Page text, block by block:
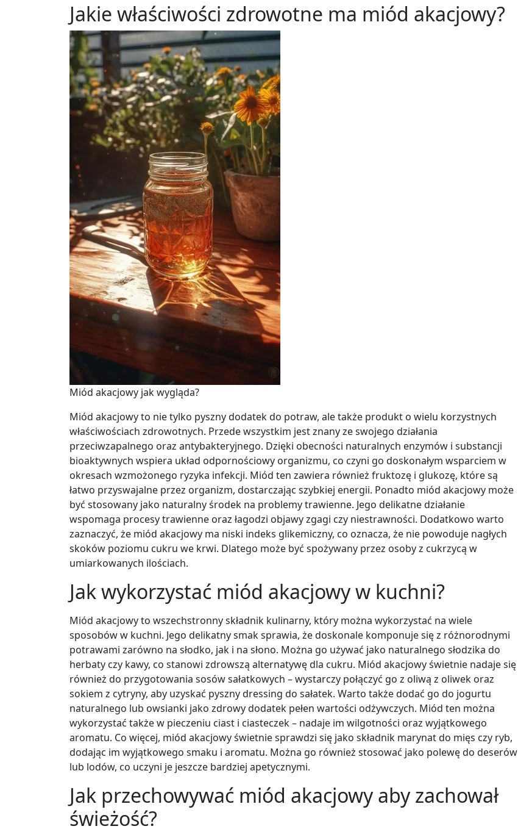
Jakie właściwości zdrowotne ma miód akacjowy?
Miód akacjowy jak wygląda?
Miód akacjowy to nie tylko pyszny dodatek do potraw, ale także produkt o wielu korzystnych
właściwościach zdrowotnych. Przede wszystkim jest znany ze swojego działania
przeciwzapalnego oraz antybakteryjnego. Dzięki obecności naturalnych enzymów i substancji
bioaktywnych wspiera układ odpornościowy organizmu, co czyni go doskonałym wsparciem w
okresach wzmożonego ryzyka infekcji. Miód ten zawiera również fruktozę i glukozę, które są
łatwo przyswajalne przez organizm, dostarczając szybkiej energii. Ponadto miód akacjowy może
być stosowany jako naturalny środek na problemy trawienne. Jego delikatne działanie
wspomaga procesy trawienne oraz łagodzi objawy zgagi czy niestrawności. Dodatkowo warto
zaznaczyć, że miód akacjowy ma niski indeks glikemiczny, co oznacza, że nie powoduje nagłych
skoków poziomu cukru we krwi. Dlatego może być spożywany przez osoby z cukrzycą w
umiarkowanych ilościach.
Jak wykorzystać miód akacjowy w kuchni?
Miód akacjowy to wszechstronny składnik kulinarny, który można wykorzystać na wiele
sposobów w kuchni. Jego delikatny smak sprawia, że doskonale komponuje się z różnorodnymi
potrawami zarówno na słodko, jak i na słono. Można go używać jako naturalnego słodzika do
herbaty czy kawy, co stanowi zdrowszą alternatywę dla cukru. Miód akacjowy świetnie nadaje się
również do przygotowania sosów sałatkowych – wystarczy połączyć go z oliwą z oliwek oraz
sokiem z cytryny, aby uzyskać pyszny dressing do sałatek. Warto także dodać go do jogurtu
naturalnego lub owsianki jako zdrowy dodatek pełen wartości odżywczych. Miód ten można
wykorzystać także w pieczeniu ciast i ciasteczek – nadaje im wilgotności oraz wyjątkowego
aromatu. Co więcej, miód akacjowy świetnie sprawdzi się jako składnik marynat do mięs czy ryb,
dodając im wyjątkowego smaku i aromatu. Można go również stosować jako polewę do deserów
lub lodów, co uczyni je jeszcze bardziej apetycznymi.
Jak przechowywać miód akacjowy aby zachował
świeżość?